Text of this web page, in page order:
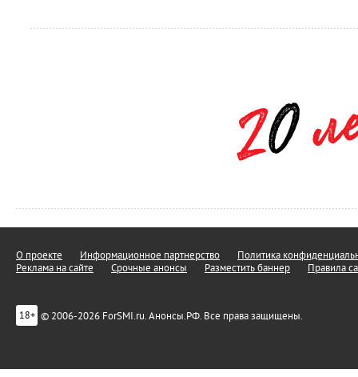
О проекте Информационное партнерство
Политика
Реклама на сайте
Срочные анонсы Разместить баннер Правила
18+ © 2006-2026 ForSMI.ru. Анонсы.РФ. Все права защищены.